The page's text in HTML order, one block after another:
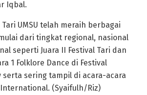
Iqbal.
Tari UMSU telah meraih berbagai
dari tingkat regional, nasional
seperti Juara II Festival Tari dan
1 Folklore Dance di Festival
serta sering tampil di acara-acara
(Syaifulh/Riz)